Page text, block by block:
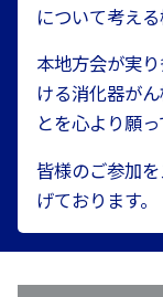
について考え
本地方会が実
ける消化器が
とを心より願っ
皆様のご参加
げております。